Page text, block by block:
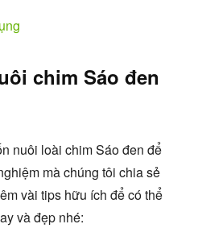
chim Sáo đen
nuôi loài chim Sáo đen để
mà chúng tôi chia sẻ
vài tips hữu ích để có thể
và đẹp nhé: